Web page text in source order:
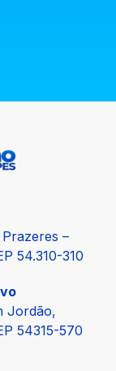
–
54.310-310
Jordão,
54315-570